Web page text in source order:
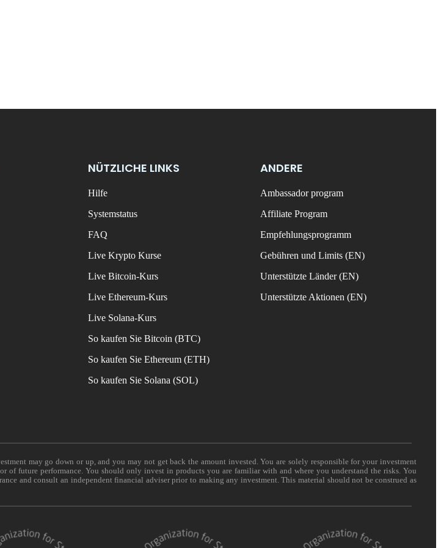
NÜTZLICHE LINKS
Hilfe
Systemstatus
FAQ
Live Krypto Kurse
Live Bitcoin-Kurs
Live Ethereum-Kurs
Live Solana-Kurs
So kaufen Sie Bitcoin (BTC)
So kaufen Sie Ethereum (ETH)
So kaufen Sie Solana (SOL)
ANDERE
Ambassador program
Affiliate Program
Empfehlungsprogramm
Gebühren und Limits (EN)
Unterstützte Länder (EN)
Unterstützte Aktionen (EN)
may go down or up, and you may not get back the amount invested. You are solely responsible for your investment
future performance. You should only invest in products you are familiar with and where you understand the risks. You
and consult an independent financial adviser prior to making any investment. This material should not be construed as